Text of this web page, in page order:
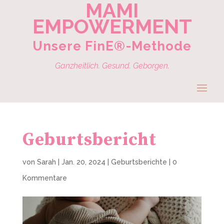
MAMI
EMPOWERMENT
Unsere FinE®-Methode
Ganzheitlich. Gesund. Geborgen.
Geburtsbericht
von Sarah Jan. 20, 2024 Geburtsberichte
0
Kommentare